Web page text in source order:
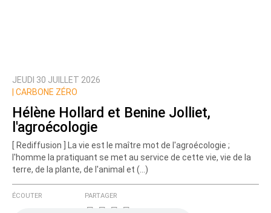
JEUDI 30 JUILLET 2026
CARBONE ZÉRO
Hélène Hollard et Benine Jolliet,
l'agroécologie
[ Rediffusion ] La vie est le maître mot de l'agroécologie ;
l'homme la pratiquant se met au service de cette vie, vie de la
terre, de la plante, de l'animal et (…)
ÉCOUTER PARTAGER